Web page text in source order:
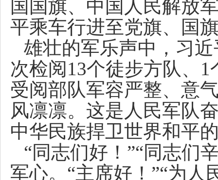
国国旗、中国人民解放
平乘车行进至党旗、国
雄壮的军乐声中，习
次检阅13个徒步方队、
受阅部队军容严整、意
风凛凛。这是人民军队
中华民族捍卫世界和平
“同志们好！”“同志们
军心。“主席好！”“为人